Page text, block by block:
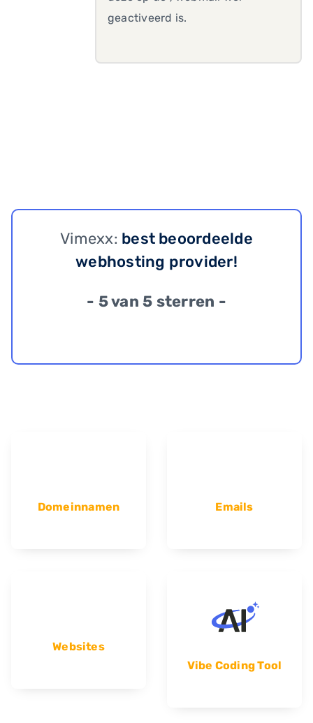
geactiveerd is.
Vimexx: best beoordeelde
webhosting provider!
- 5 van 5 sterren -
Domeinnamen Emails
Websites
Vibe Coding Tool